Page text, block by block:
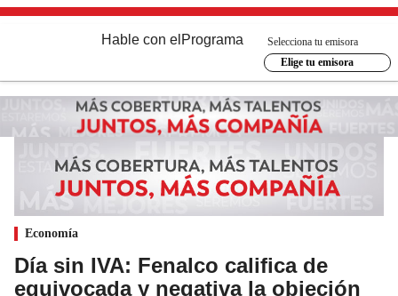
Hable con el Programa
Selecciona tu emisora
Elige tu emisora
Economía
Día sin IVA: Fenalco califica de
equivocada y negativa la objeción